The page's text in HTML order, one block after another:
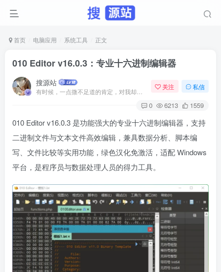
首页 电脑应用 系统工具 正文
010 Editor v16.0.3：专业十六进制编辑器
搜源站 关注 私信
0 6213 1559
010 Editor v16.0.3 是功能强大的专业十六进制编辑器，支持
二进制文件与文本文件高效编辑，兼具数据分析、脚本编
写、文件比较等实用功能，绿色汉化免激活，适配 Windows
平台，是程序员与数据处理人员的得力工具。